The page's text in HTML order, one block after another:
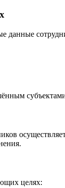
данные
целях: